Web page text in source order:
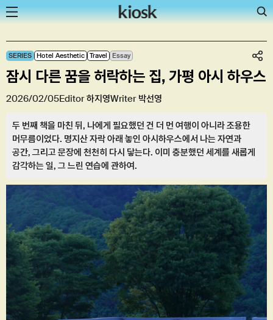
Skip
to
content
SERIES Hotel Aesthetic Travel Essay
잠시 다른 꿈을 허락하는 집, 가평 아시 하우스
두 번째 책을 마친 뒤, 나에게 필요했던 건 더 먼 여행이 아니라 조용한
머무름이었다. 명지산 자락 아래 놓인 아시하우스에서 나는 자연과
공간, 그리고 문장에 천천히 다시 닿는다. 이미 충분했던 세계를 새롭게
감각하는 일, 그 느린 연습에 관하여.
2026/02/05Editor하지영Writer 박선영